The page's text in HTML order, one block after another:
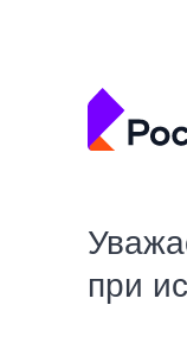
при